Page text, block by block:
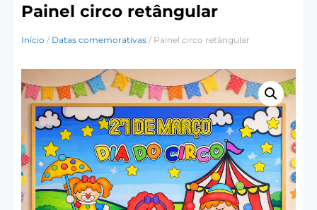
Painel circo retângular
Início / Datas comemorativas / Painel circo retângular